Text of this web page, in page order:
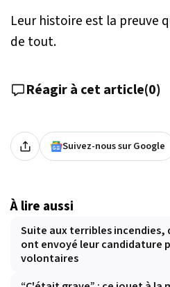
Leur histoire est la preuve
de tout.
Réagir à cet article(0)
Suivez-nous sur Google
À lire aussi
Suite aux terribles incendies,
ont envoyé leur candidature
volontaires